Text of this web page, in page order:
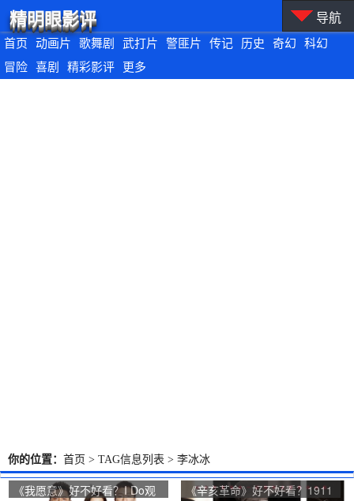
首页 动画片 歌舞剧 武打片 警匪片 传记 历史 奇幻
科幻
冒险
喜剧 精彩影评 更多
精明眼影评 导航
你的位置： 首页 > TAG信息列表 > 李冰冰
《我愿意》好不好看？I Do观
《辛亥革命》好不好看？1911